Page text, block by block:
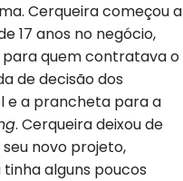
Cerqueira começou a
17 anos no negócio,
quem contratava o
de decisão dos
e a prancheta para a
. Cerqueira deixou de
novo projeto,
alguns poucos